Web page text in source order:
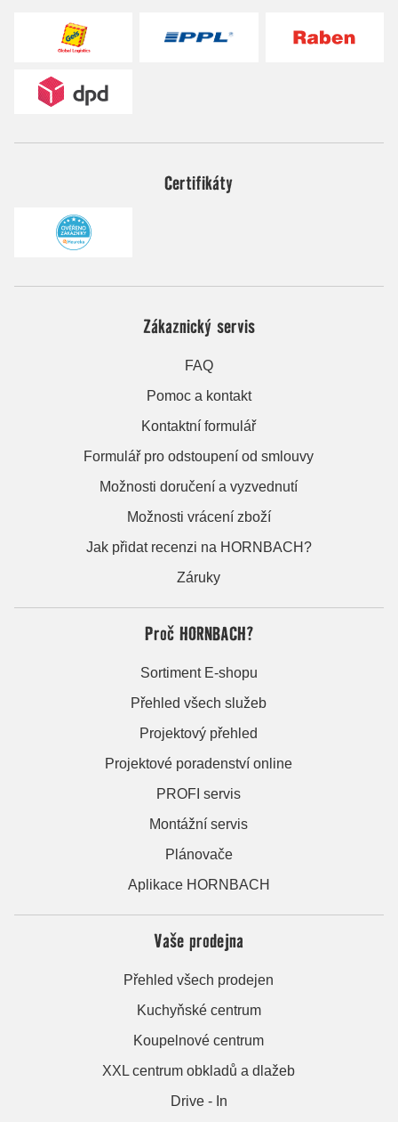
Certifikáty
Zákaznický servis
FAQ
Pomoc a kontakt
Kontaktní formulář
Formulář pro odstoupení od smlouvy
Možnosti doručení a vyzvednutí
Možnosti vrácení zboží
Jak přidat recenzi na HORNBACH?
Záruky
Proč HORNBACH?
Sortiment E-shopu
Přehled všech služeb
Projektový přehled
Projektové poradenství online
PROFI servis
Montážní servis
Plánovače
Aplikace HORNBACH
Vaše prodejna
Přehled všech prodejen
Kuchyňské centrum
Koupelnové centrum
XXL centrum obkladů a dlažeb
Drive - In